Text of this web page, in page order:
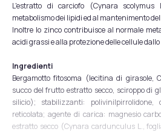
L'estratto di carciofo (Cynara
metabolismo dei lipidi ed al mantenimento
Inoltre lo zinco contribuisce al normale
acidi grassi e alla protezione delle cellule
Ingredienti
Bergamotto fitosoma (lecitina di girasole,
succo del frutto estratto secco, sciroppo di
silicio); stabilizzanti: polivinilpirrolidone,
reticolata; agente di carica: magnesio
estratto secco (Cynara cardunculus L.,